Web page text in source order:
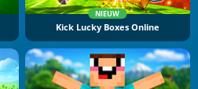
NIEUW
Kick Lucky Boxes Online